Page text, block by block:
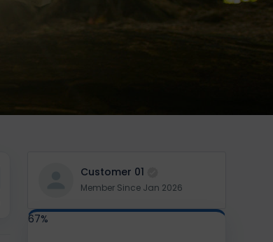
Customer 01
Member Since Jan 2026
67%